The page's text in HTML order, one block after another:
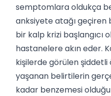
semptomlara oldukça
anksiyete atağı geçiren
bir kalp krizi başlangıcı
hastanelere akın eder.
kişilerde görülen şiddetli
yaşanan belirtilerin
kadar benzemesi